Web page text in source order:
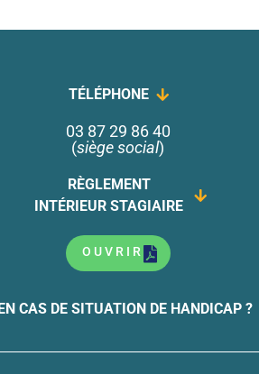
TÉLÉPHONE
03 87 29 86 40
(siège social)
RÈGLEMENT
INTÉRIEUR STAGIAIRE
OUVRIR
CAS DE SITUATION DE HANDICAP ?